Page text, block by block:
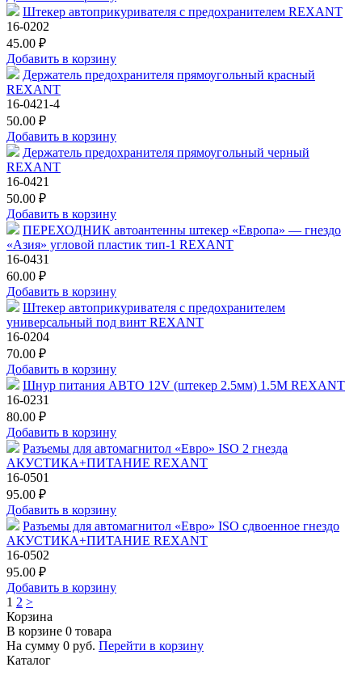
Штекер автоприкуривателя с предохранителем REXANT
16-0202
45.00 ₽
Добавить в корзину
Держатель предохранителя прямоугольный красный
REXANT
16-0421-4
50.00 ₽
Добавить в корзину
Держатель предохранителя прямоугольный черный
REXANT
16-0421
50.00 ₽
Добавить в корзину
ПЕРЕХОДНИК автоантенны штекер «Европа» — гнездо
«Азия» угловой пластик тип-1 REXANT
16-0431
60.00 ₽
Добавить в корзину
Штекер автоприкуривателя с предохранителем
универсальный под винт REXANT
16-0204
70.00 ₽
Добавить в корзину
Шнур питания АВТО 12V (штекер 2.5мм) 1.5М REXANT
16-0231
80.00 ₽
Добавить в корзину
Разъемы для автомагнитол «Евро» ISO 2 гнезда
АКУСТИКА+ПИТАНИЕ REXANT
16-0501
95.00 ₽
Добавить в корзину
Разъемы для автомагнитол «Евро» ISO сдвоенное гнездо
АКУСТИКА+ПИТАНИЕ REXANT
16-0502
95.00 ₽
Добавить в корзину
1 2 >
Корзина
В корзине 0 товара
На сумму 0 руб. Перейти в корзину
Каталог